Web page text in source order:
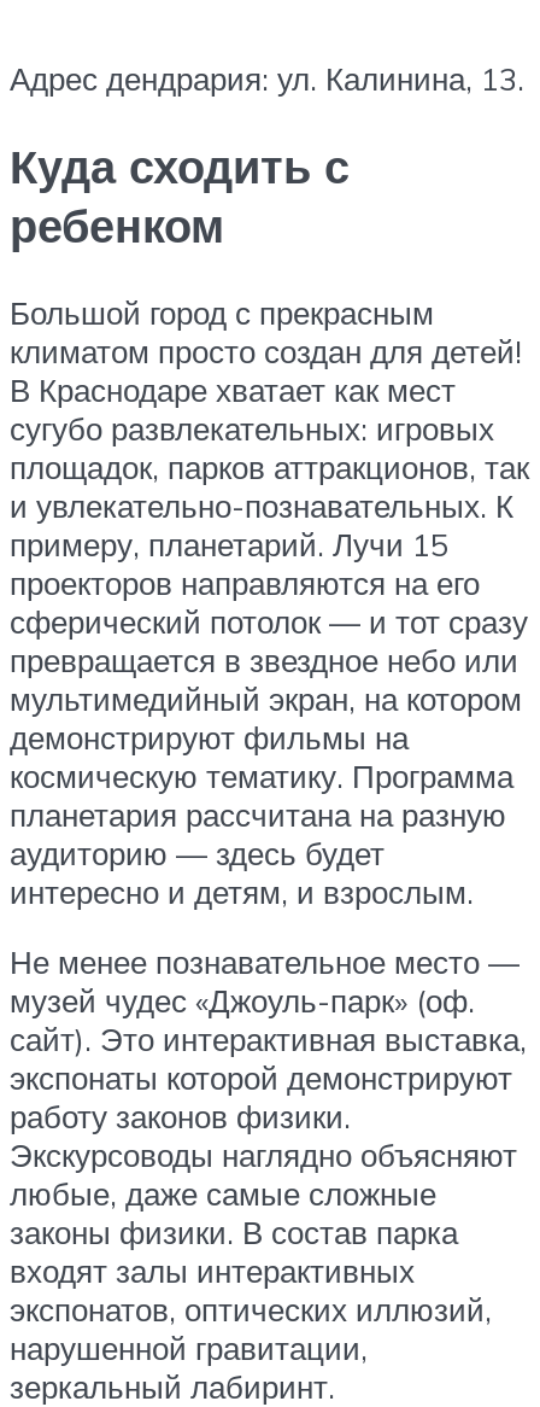
Адрес дендрария: ул. Калинина, 13.
Куда сходить с
ребенком
Большой город с прекрасным
климатом просто создан для детей!
В Краснодаре хватает как мест
сугубо развлекательных: игровых
площадок, парков аттракционов, так
и увлекательно-познавательных. К
примеру, планетарий. Лучи 15
проекторов направляются на его
сферический потолок — и тот сразу
превращается в звездное небо или
мультимедийный экран, на котором
демонстрируют фильмы на
космическую тематику. Программа
планетария рассчитана на разную
аудиторию — здесь будет
интересно и детям, и взрослым.
Не менее познавательное место —
музей чудес «Джоуль-парк» (оф.
сайт). Это интерактивная выставка,
экспонаты которой демонстрируют
работу законов физики.
Экскурсоводы наглядно объясняют
любые, даже самые сложные
законы физики. В состав парка
входят залы интерактивных
экспонатов, оптических иллюзий,
нарушенной гравитации,
зеркальный лабиринт.